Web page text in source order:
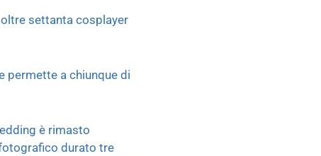
settanta cosplayer
permette a chiunque di
è rimasto
durato tre